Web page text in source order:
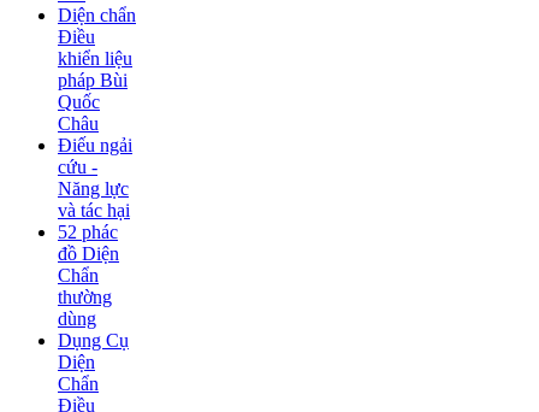
Diện chẩn
Điều
khiển liệu
pháp Bùi
Quốc
Châu
Điếu ngải
cứu -
Năng lực
và tác hại
52 phác
đồ Diện
Chẩn
thường
dùng
Dụng Cụ
Diện
Chẩn
Điều